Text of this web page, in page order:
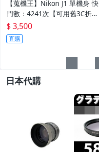
【蒐機王】Nikon J1 單機身 快
門數：4241次【可用舊3C折抵
購買】E1547-10
$ 3,500
直購
日本代購